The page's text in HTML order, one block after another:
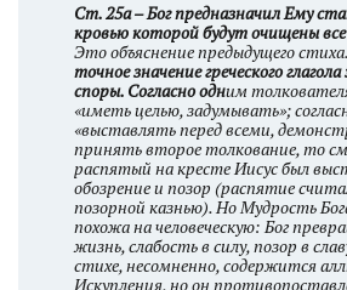
Ст. 25а – Бог предназначил Ему
кровью которой будут очищены
Это объяснение предыдущего
точное значение греческого
споры. Согласно одним
«иметь целью, задумывать»;
«выставлять перед всеми,
принять второе толкование, то
распятый на кресте Иисус был
обозрение и позор (распятие
позорной казнью). Но Мудрость
похожа на человеческую: Бог
жизнь, слабость в силу, позор в
стихе, несомненно, содержится
Искупления, но он